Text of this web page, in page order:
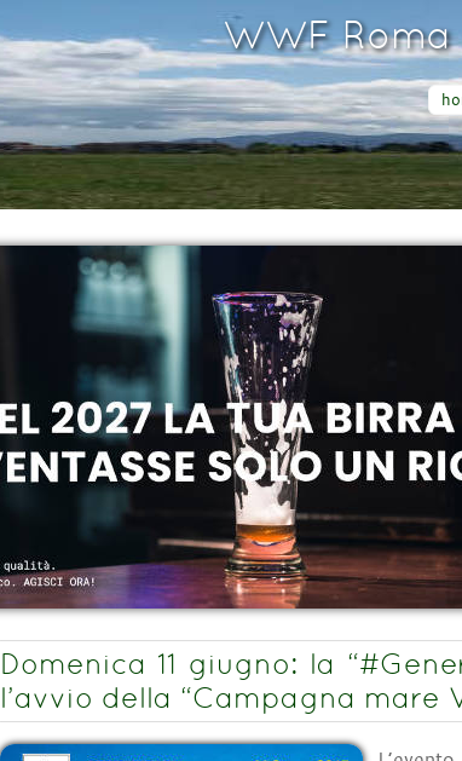
WWF
Domenica 11 giugno: la
l’avvio della “Campagna mare